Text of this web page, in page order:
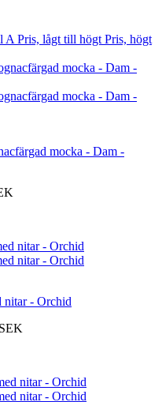
A Pris, lågt till högt Pris, högt
mocka - Dam -
nitar - Orchid